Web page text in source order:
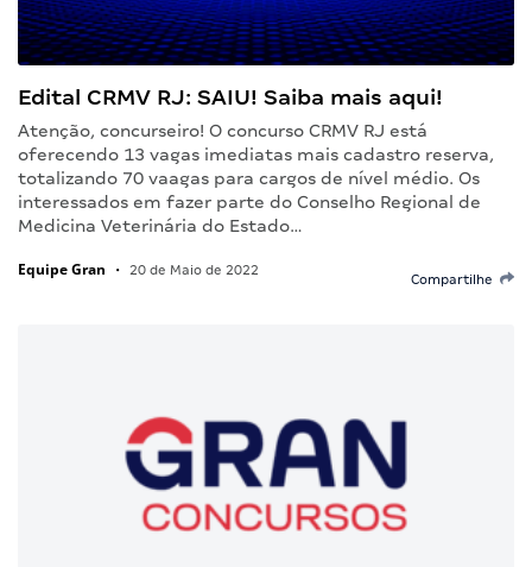
Edital CRMV RJ: SAIU! Saiba mais aqui!
Atenção, concurseiro! O concurso CRMV RJ está
oferecendo 13 vagas imediatas mais cadastro reserva,
totalizando 70 vaagas para cargos de nível médio. Os
interessados em fazer parte do Conselho Regional de
Medicina Veterinária do Estado…
Equipe Gran • 20 de Maio de 2022
Compartilhe